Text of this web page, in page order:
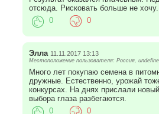
отсюда. Рисковать больше не хочу.
0 0
Элла 11.11.2017 13:13
Местоположение пользователя: Россия,
Много лет покупаю семена в
дружные. Естественно, урожай
конкурсах. На днях прислали
выбора глаза разбегаются.
0 0